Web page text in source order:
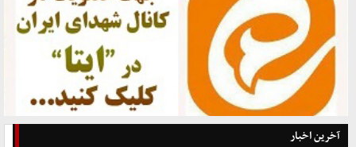
آخرین اخبار